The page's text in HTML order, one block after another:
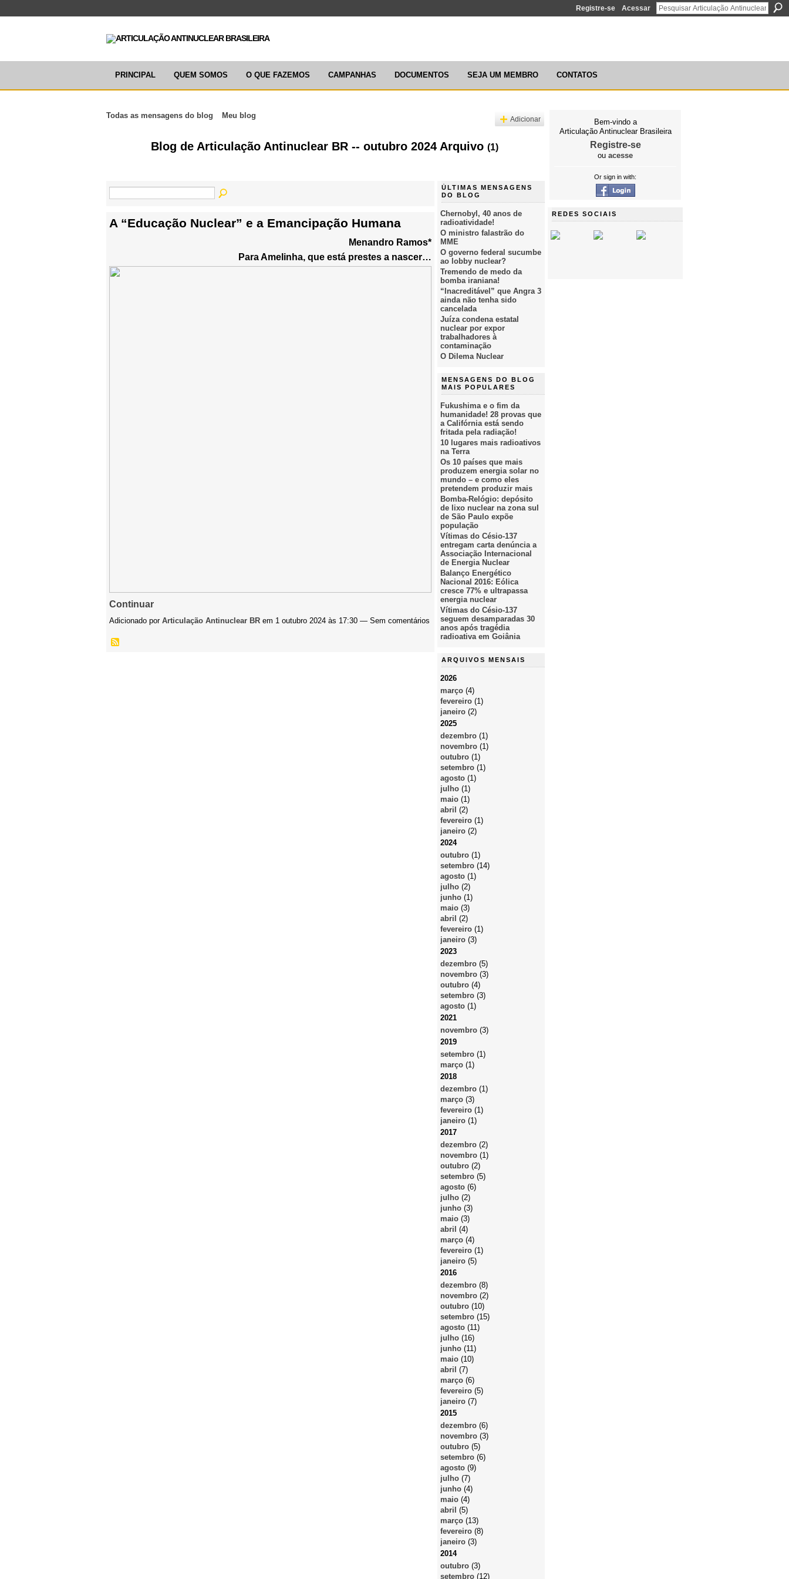
Registre-se Acessar
PRINCIPAL QUEM SOMOS O QUE FAZEMOS CAMPANHAS DOCUMENTOS SEJA UM MEMBRO CONTATOS
Todas as mensagens do blog Meu blog Adicionar
Blog de Articulação Antinuclear BR -- outubro 2024 Arquivo (1)
A “Educação Nuclear” e a Emancipação Humana
Menandro Ramos*
Para Amelinha, que está prestes a nascer…
Continuar
Adicionado por Articulação Antinuclear BR em 1 outubro 2024 às 17:30 — Sem comentários
ÚLTIMAS MENSAGENS
DO BLOG
Chernobyl, 40 anos de
radioatividade!
O ministro falastrão do
MME
O governo federal sucumbe
ao lobby nuclear?
Tremendo de medo da
bomba iraniana!
“Inacreditável” que Angra 3
ainda não tenha sido
cancelada
Juíza condena estatal
nuclear por expor
trabalhadores à
contaminação
O Dilema Nuclear
MENSAGENS DO BLOG
MAIS POPULARES
Fukushima e o fim da
humanidade! 28 provas que
a Califórnia está sendo
fritada pela radiação!
10 lugares mais radioativos
na Terra
Os 10 países que mais
produzem energia solar no
mundo – e como eles
pretendem produzir mais
Bomba-Relógio: depósito
de lixo nuclear na zona sul
de São Paulo expõe
população
Vítimas do Césio-137
entregam carta denúncia a
Associação Internacional
de Energia Nuclear
Balanço Energético
Nacional 2016: Eólica
cresce 77% e ultrapassa
energia nuclear
Vítimas do Césio-137
seguem desamparadas 30
anos após tragédia
radioativa em Goiânia
ARQUIVOS MENSAIS
2026
março (4)
fevereiro (1)
janeiro (2)
2025
dezembro (1)
novembro (1)
outubro (1)
setembro (1)
agosto (1)
julho (1)
maio (1)
abril (2)
fevereiro (1)
janeiro (2)
2024
outubro (1)
setembro (14)
agosto (1)
julho (2)
junho (1)
maio (3)
abril (2)
fevereiro (1)
janeiro (3)
2023
dezembro (5)
novembro (3)
outubro (4)
setembro (3)
agosto (1)
2021
novembro (3)
2019
setembro (1)
março (1)
2018
dezembro (1)
março (3)
fevereiro (1)
janeiro (1)
2017
dezembro (2)
novembro (1)
outubro (2)
setembro (5)
agosto (6)
julho (2)
junho (3)
maio (3)
abril (4)
março (4)
fevereiro (1)
janeiro (5)
2016
dezembro (8)
novembro (2)
outubro (10)
setembro (15)
agosto (11)
julho (16)
junho (11)
maio (10)
abril (7)
março (6)
fevereiro (5)
janeiro (7)
2015
dezembro (6)
novembro (3)
outubro (5)
setembro (6)
agosto (9)
julho (7)
junho (4)
maio (4)
abril (5)
março (13)
fevereiro (8)
janeiro (3)
2014
outubro (3)
setembro (12)
Bem-vindo a
Articulação Antinuclear Brasileira
Registre-se
ou acesse
Or sign in with:
REDES SOCIAIS